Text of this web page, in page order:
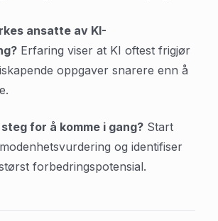
ansatte av KI-
Erfaring viser at KI oftest frigjør
oppgaver snarere enn å
for å komme i gang? Start
og identifiser
forbedringspotensial.